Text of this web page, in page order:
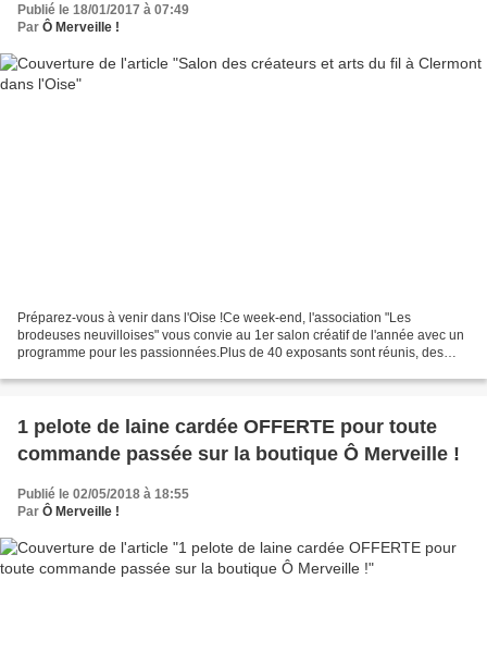
Publié le 18/01/2017 à 07:49
Par Ô Merveille !
Préparez-vous à venir dans l'Oise !Ce week-end, l'association "Les
brodeuses neuvilloises" vous convie au 1er salon créatif de l'année avec un
programme pour les passionnées.Plus de 40 exposants sont réunis, des
1 pelote de laine cardée OFFERTE pour toute
commande passée sur la boutique Ô Merveille !
Publié le 02/05/2018 à 18:55
Par Ô Merveille !